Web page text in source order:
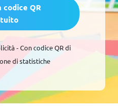
codice QR
- Con codice QR di
di statistiche